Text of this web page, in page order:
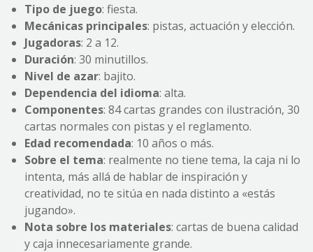
Tipo de juego: fiesta.
Mecánicas principales: pistas, actuación y elección.
Jugadoras: 2 a 12.
Duración: 30 minutillos.
Nivel de azar: bajito.
Dependencia del idioma: alta.
Componentes: 84 cartas grandes con ilustración, 30
cartas normales con pistas y el reglamento.
Edad recomendada: 10 años o más.
Sobre el tema: realmente no tiene tema, la caja ni lo
intenta, más allá de hablar de inspiración y
creatividad, no te sitúa en nada distinto a «estás
jugando».
Nota sobre los materiales: cartas de buena calidad
y caja innecesariamente grande.